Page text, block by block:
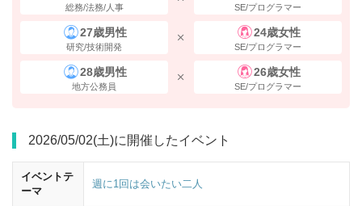
総務/法務/人事 SE/プログラマー
27歳男性
研究/技術開発
24歳女性
SE/プログラマー
28歳男性
地方公務員
26歳女性
SE/プログラマー
2026/05/02(土)に開催したイベント
イベントテ
ーマ
週に1回は会いたい二人